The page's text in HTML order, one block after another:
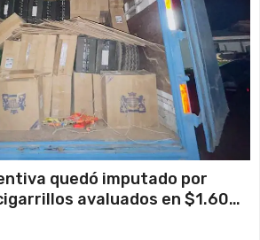
quedó imputado por
avaluados en $1.600